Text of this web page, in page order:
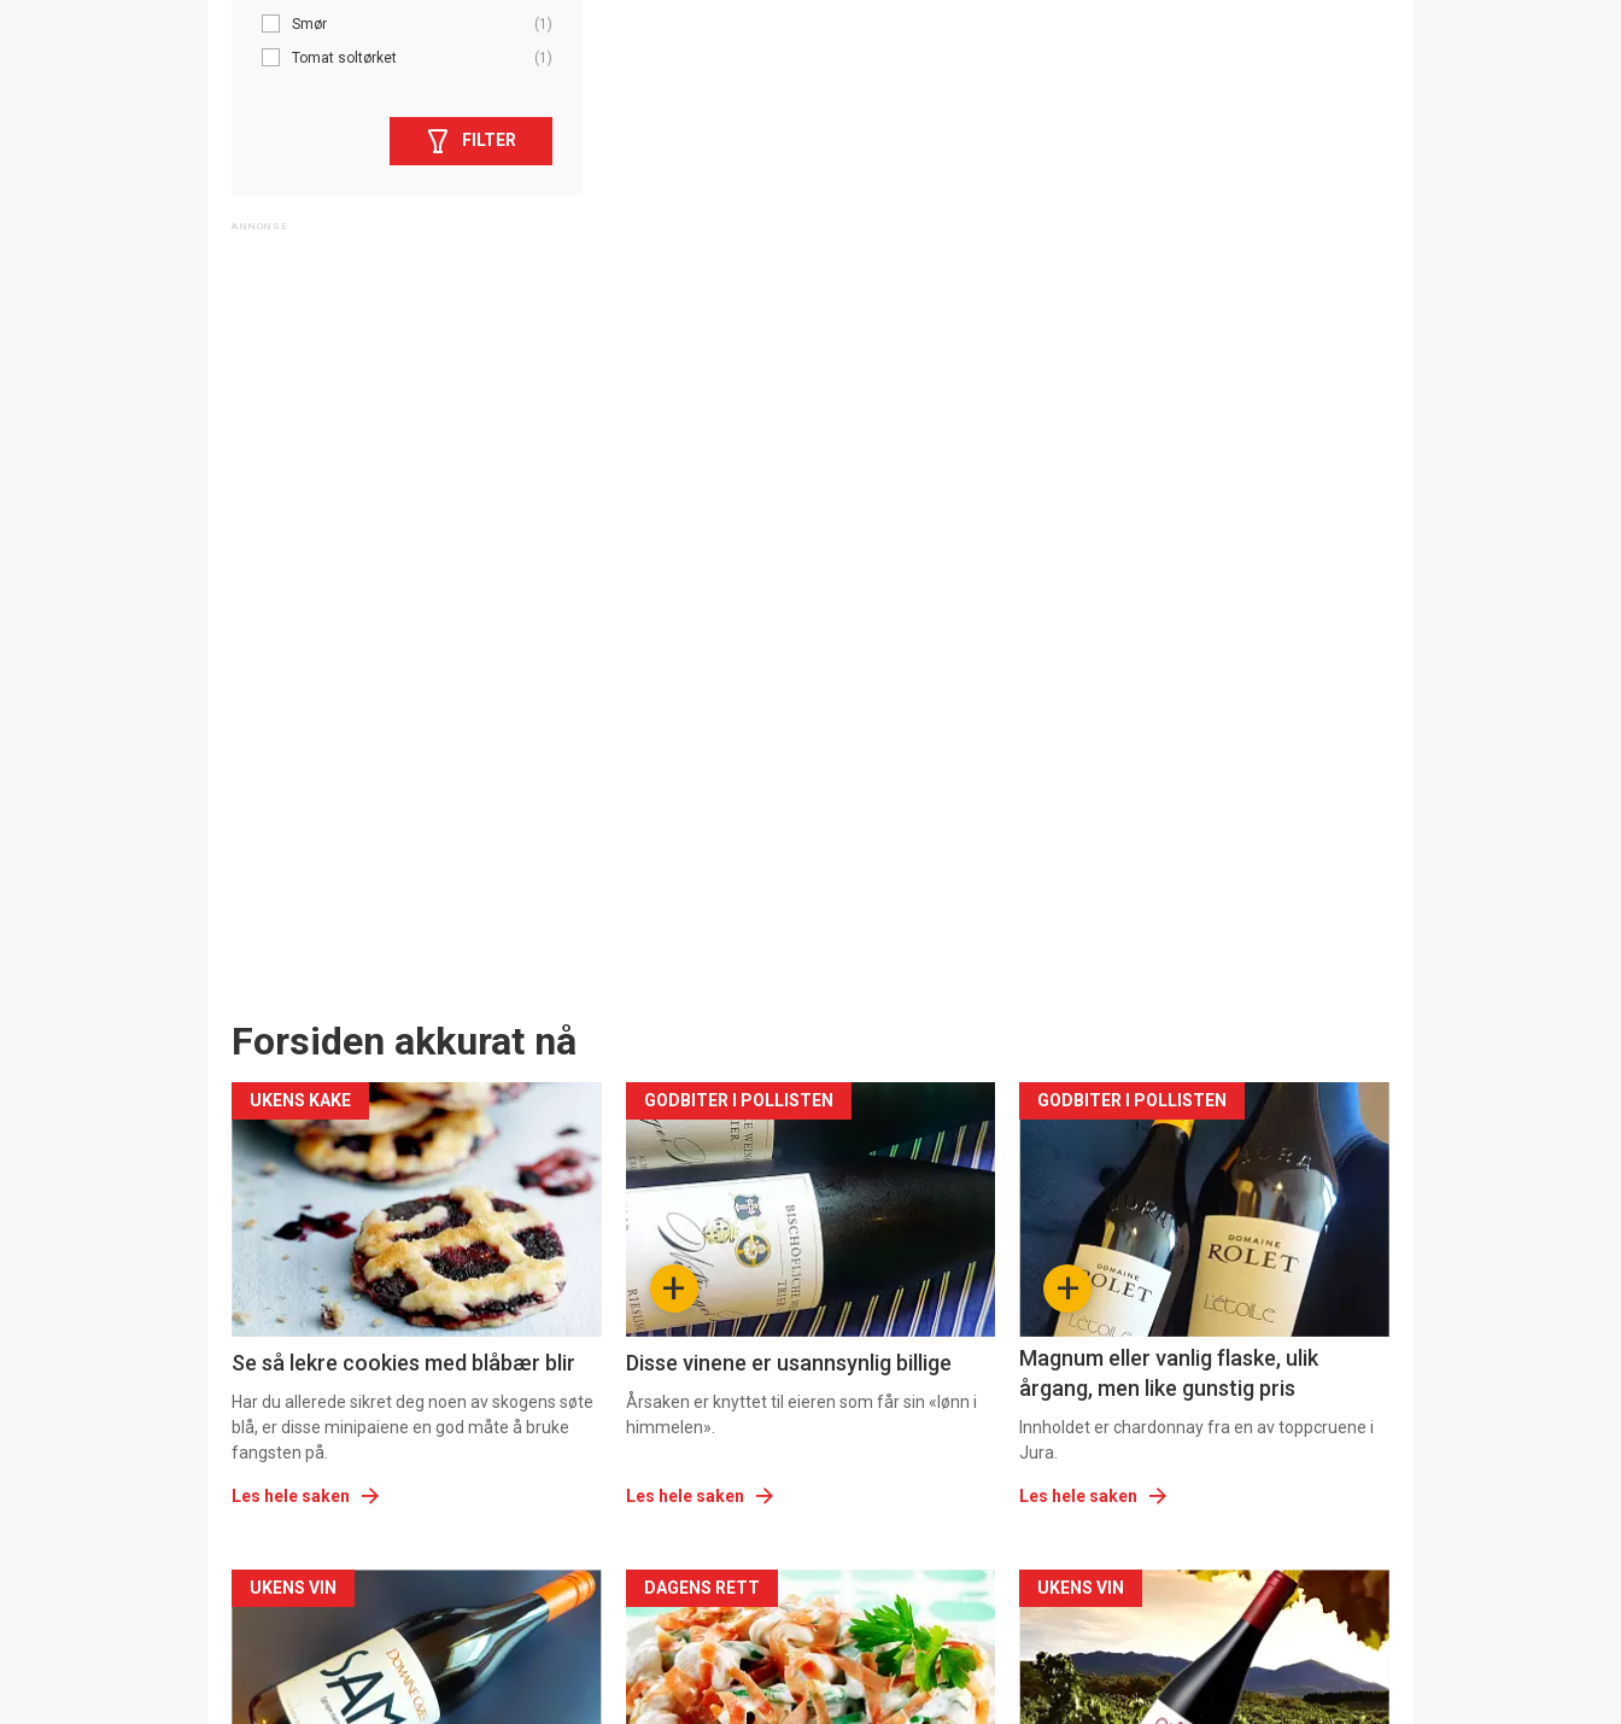
Smør
(1)
Tomat soltørket
(1)
FILTER
Forsiden akkurat nå
UKENS KAKE
Se så lekre cookies med blåbær blir
Har du allerede sikret deg noen av skogens søte
blå, er disse minipaiene en god måte å bruke
fangsten på.
Les hele saken
Forsiden
akkurat
nå
2 +
GODBITER I POLLISTEN
Disse vinene er usannsynlig billige
Årsaken er knyttet til eieren som får sin «lønn i
himmelen».
Les hele saken
Forsiden
akkurat
nå
+
GODBITER I POLLISTEN
Magnum eller vanlig flaske, ulik
årgang, men like gunstig pris
Innholdet er chardonnay fra en av toppcruene i
Jura.
Les hele saken
Forsiden
akkurat
nå
UKENS VIN
Forsiden
akkurat
nå
DAGENS RETT
Forsiden
akkurat
nå
UKENS VIN